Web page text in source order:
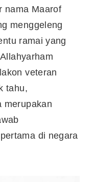
nama Maarof
menggeleng
ramai yang
veteran
tahu,
merupakan
di negara